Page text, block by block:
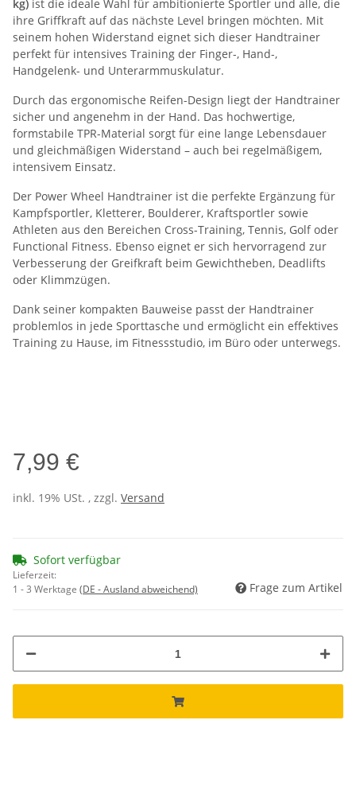
kg) ist die ideale Wahl für ambitionierte Sportler und alle, die
ihre Griffkraft auf das nächste Level bringen möchten. Mit
seinem hohen Widerstand eignet sich dieser Handtrainer
perfekt für intensives Training der Finger-, Hand-,
Handgelenk- und Unterarmmuskulatur.
Durch das ergonomische Reifen-Design liegt der Handtrainer
sicher und angenehm in der Hand. Das hochwertige,
formstabile TPR-Material sorgt für eine lange Lebensdauer
und gleichmäßigen Widerstand – auch bei regelmäßigem,
intensivem Einsatz.
Der Power Wheel Handtrainer ist die perfekte Ergänzung für
Kampfsportler, Kletterer, Boulderer, Kraftsportler sowie
Athleten aus den Bereichen Cross-Training, Tennis, Golf oder
Functional Fitness. Ebenso eignet er sich hervorragend zur
Verbesserung der Greifkraft beim Gewichtheben, Deadlifts
oder Klimmzügen.
Dank seiner kompakten Bauweise passt der Handtrainer
problemlos in jede Sporttasche und ermöglicht ein effektives
Training zu Hause, im Fitnessstudio, im Büro oder unterwegs.
7,99 €
inkl. 19% USt. , zzgl. Versand
Sofort verfügbar
Lieferzeit:
1 - 3 Werktage (DE - Ausland abweichend) Frage zum Artikel